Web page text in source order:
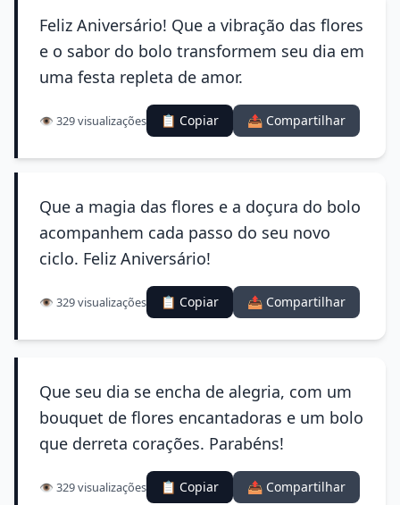
Feliz Aniversário! Que a vibração das flores
e o sabor do bolo transformem seu dia em
uma festa repleta de amor.
👁️ 329 visualizações 📋 Copiar 📤 Compartilhar
Que a magia das flores e a doçura do bolo
acompanhem cada passo do seu novo
ciclo. Feliz Aniversário!
👁️ 329 visualizações 📋 Copiar 📤 Compartilhar
Que seu dia se encha de alegria, com um
bouquet de flores encantadoras e um bolo
que derreta corações. Parabéns!
👁️ 329 visualizações 📋 Copiar 📤 Compartilhar